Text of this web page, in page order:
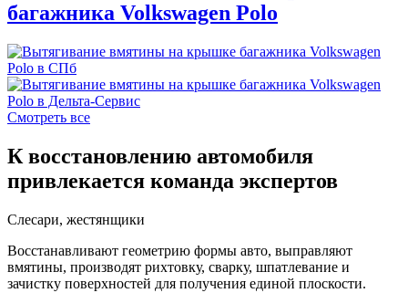
багажника Volkswagen Polo
Смотреть все
К восстановлению автомобиля
привлекается команда экспертов
Слесари, жестянщики
Восстанавливают геометрию формы авто, выправляют
вмятины, производят рихтовку, сварку, шпатлевание и
зачистку поверхностей для получения единой плоскости.